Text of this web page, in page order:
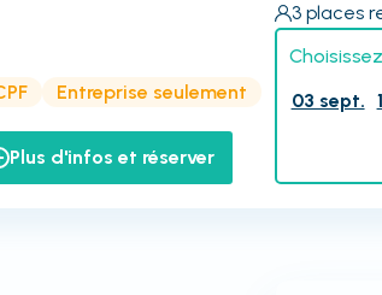
Entreprise seulement
Plus d'infos et réserver
3 places
03 sept.